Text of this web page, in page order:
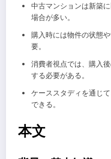
中古マンションは新築
場合が多い。
購入時には物件の状態
要。
消費者視点では、購入
する必要がある。
ケーススタディを通じ
できる。
本文